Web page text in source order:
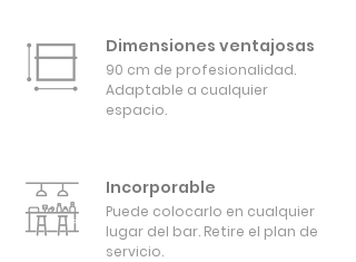
Dimensiones ventajosas
90 cm de profesionalidad.
Adaptable a cualquier
espacio.
Incorporable
Puede colocarlo en cualquier
lugar del bar. Retire el plan de
servicio.